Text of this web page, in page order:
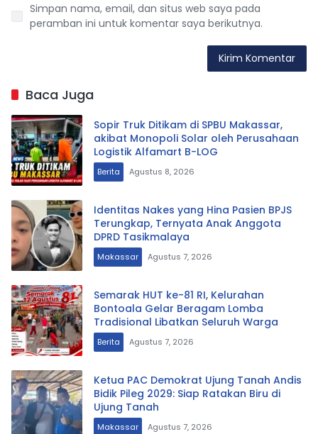
Simpan nama, email, dan situs web saya pada
peramban ini untuk komentar saya berikutnya.
Baca Juga
Sopir Truk Ditikam di SPBU Makassar,
akibat Monopoli Solar oleh Perusahaan
Logistik Alfamart B-LOG
Berita Agustus 8, 2026
Identitas Nakes yang Hina Pasien BPJS
Terungkap, Ternyata Anak Anggota
DPRD Tasikmalaya
Makassar Agustus 7, 2026
Semarak HUT ke-81 RI, Kelurahan
Bontoala Gelar Beragam Lomba
Tradisional Libatkan Seluruh Warga
Berita Agustus 7, 2026
Ketua PAC Demokrat Ujung Tanah Andis
Bidik Pileg 2029: Siap Ratakan Biru di
Ujung Tanah
Makassar Agustus 7, 2026